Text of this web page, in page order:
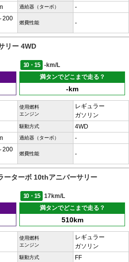
過給器（ターボ） -
200
燃費性能 -
リー 4WD
10・15
-km/L
満タンでどこまで走る？
-km
使用燃料
エンジン
レギュラー
ガソリン
駆動方式 4WD
過給器（ターボ） -
200
燃費性能 -
ーターボ 10thアニバーサリー
10・15
17km/L
満タンでどこまで走る？
510km
使用燃料
エンジン
レギュラー
ガソリン
駆動方式 FF